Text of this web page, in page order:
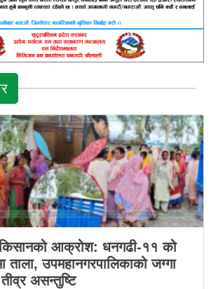
आक्रोश: धनगढी-११ को
ताला, उपमहानगरपालिकाको जग्गा
असन्तुष्टि